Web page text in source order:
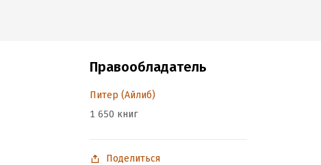
Правообладатель
Питер (Айлиб)
1 650 книг
Поделиться